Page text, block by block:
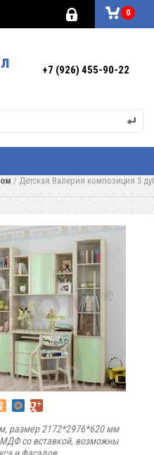
0
+7 (926) 455-90-22
/ Детская Валерия композиция 5
размер 2172*2976*620 мм
со вставкой, возможны